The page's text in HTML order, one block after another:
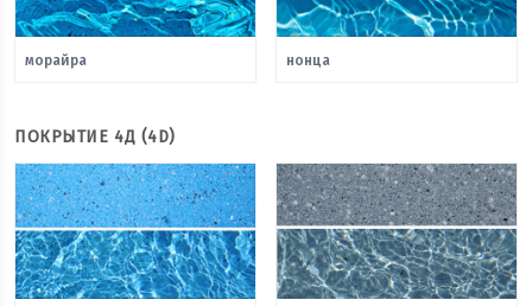
морайра нонца
ПОКРЫТИЕ 4Д (4D)